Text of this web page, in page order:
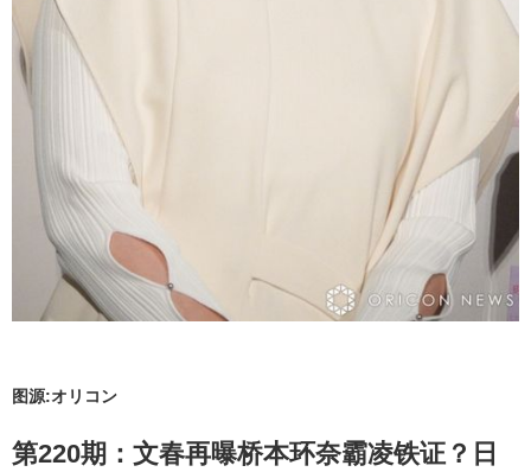
图源:オリコン
第220期：文春再曝桥本环奈霸凌铁证？日